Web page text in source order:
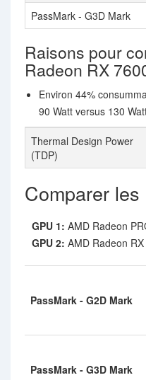
PassMark - G3D Mark
Raisons pour
Radeon RX
Environ 44%
90 Watt versus 130
Thermal Design Power
(TDP)
Comparer
GPU 1: AMD Radeon
GPU 2: AMD Radeon
PassMark - G2D Mark
PassMark - G3D Mark